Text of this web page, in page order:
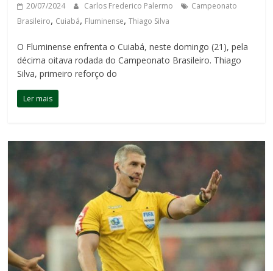
20/07/2024 Carlos Frederico Palermo
Campeonato
Brasileiro, Cuiabá, Fluminense,Thiago Silva
O Fluminense enfrenta o Cuiabá, neste domingo (21), pela
décima oitava rodada do Campeonato Brasileiro. Thiago
Silva, primeiro reforço do
Ler mais